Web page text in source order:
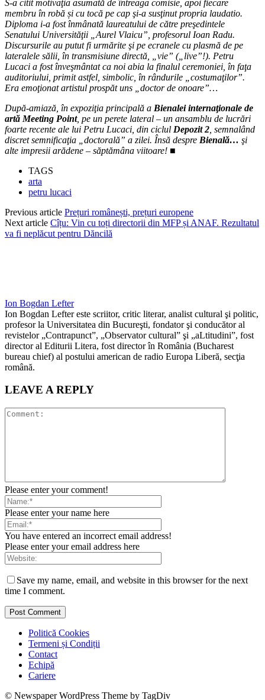
S-a citit motivaţia asumată de întreaga comisie, apoi fiecare
membru în robă și cu tocă pe cap şi-a susţinut propria laudatio.
Diploma i-a fost înmânată laureatului de către preşedintele
Senatului Universităţii „Aurel Vlaicu”, profesorul Ioan Radu.
Discursurile au putut fi urmărite şi pe ecranele cu plasmă de pe
lateralele sălii, în transmisiune directă, „vie” („live”!). Petru
Lucaci a fost înveşmântat ca noi abia la finalul ceremoniei, în faţa
auditoriului, primit astfel, simbolic, în rândurile „costumaţilor”.
Era emoţionat artistul prospăt uns „doctor de onoare”…
După-amiază, în expoziţia principală a Bienalei internaţionale de
artă Meeting Point, pe un perete lateral – un ansamblu de lucrări
foarte recente ale lui Petru Lucaci, din ciclul Depozit 2 , semnalând
discret semnificaţia „doctorală” a zilei. Însă despre Bienală… şi
alte impresii arădene – săptămâna viitoare! ■
TAGS
arta
petru lucaci
Previous article Prețuri românești, prețuri europene
Next article Cîțu: Vin cu toți directorii din MFP și ANAF. Rezultatul
va fi neplăcut pentru Dăncilă
Ion Bogdan Lefter
Ion Bogdan Lefter este scriitor, critic literar, analist cultural şi politic,
profesor la Universitatea din Bucureşti, fondator şi conducător al
revistelor „Contrapunct”, „Observator cultural” şi „aLtitudini”, fost
director al Editurii Litera, fost director în România (Bucharest
bureau chief) al postului american de radio Europa Liberă, secţia
română.
LEAVE A REPLY
Please enter your comment!
Please enter your name here
You have entered an incorrect email address!
Please enter your email address here
Save my name, email, and website in this browser for the next
time I comment.
Politică Cookies
Termeni și Condiții
Contact
Echipă
Cariere
© Newspaper WordPress Theme by TagDiv